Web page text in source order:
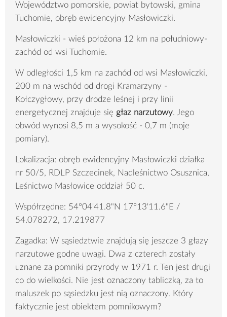
Województwo pomorskie, powiat bytowski, gmina
Tuchomie, obręb ewidencyjny Masłowiczki.
Masłowiczki - wieś położona 12 km na południowy-
zachód od wsi Tuchomie.
W odległości 1,5 km na zachód od wsi Masłowiczki,
200 m na wschód od drogi Kramarzyny -
Kołczygłowy, przy drodze leśnej i przy linii
energetycznej znajduje się głaz narzutowy. Jego
obwód wynosi 8,5 m a wysokość - 0,7 m (moje
pomiary).
Lokalizacja: obręb ewidencyjny Masłowiczki działka
nr 50/5, RDLP Szczecinek, Nadleśnictwo Osusznica,
Leśnictwo Masłowice oddział 50 c.
Współrzędne: 54°04'41.8"N 17°13'11.6"E /
54.078272, 17.219877
Zagadka: W sąsiedztwie znajdują się jeszcze 3 głazy
narzutowe godne uwagi. Dwa z czterech zostały
uznane za pomniki przyrody w 1971 r. Ten jest drugi
co do wielkości. Nie jest oznaczony tabliczką, za to
maluszek po sąsiedzku jest nią oznaczony. Który
faktycznie jest obiektem pomnikowym?